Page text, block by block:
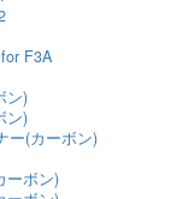
F3A
ン)
ン)
ー(カーボン)
ーボン)